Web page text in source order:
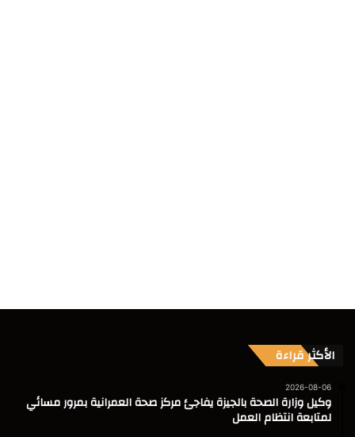
الأكثر قراءة
2026-08-06
وكيل وزارة الصحة بالجيزة يفاجئ مركز صحة العمرانية بمرور مسائي
لمتابعة انتظام العمل